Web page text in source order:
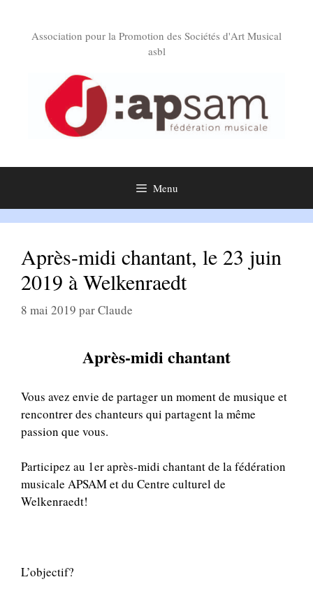
contenuAssociation pour la Promotion des Sociétés d'Art Musical
asbl
Menu
Après-midi chantant, le 23 juin
2019 à Welkenraedt
8 mai 2019 parClaude
Après-midi chantant
Vous avez envie de partager un moment de musique et
rencontrer des chanteurs qui partagent la même
passion que vous.
Participez au 1er après-midi chantant de la fédération
musicale APSAM et du Centre culturel de
Welkenraedt!
L’objectif?